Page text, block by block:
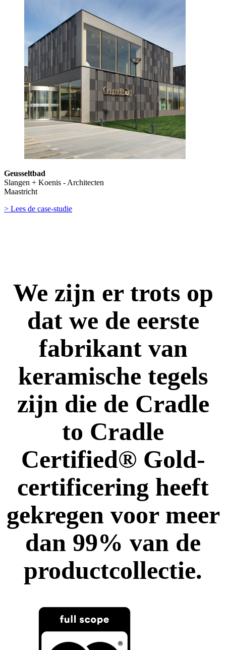
Geusseltbad
Slangen + Koenis - Architecten
Maastricht
> Lees de case-studie
We zijn er trots op
dat we de eerste
fabrikant van
keramische tegels
zijn die de Cradle
to Cradle
Certified® Gold-
certificering heeft
gekregen voor meer
dan 99% van de
productcollectie.